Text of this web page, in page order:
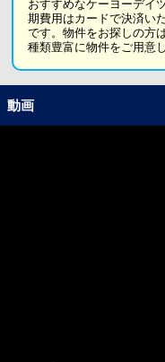
おすすめなケーヨーデイ
期費用はカードで決済い
です。物件をお探しの方
種類豊富に物件をご用意
動画